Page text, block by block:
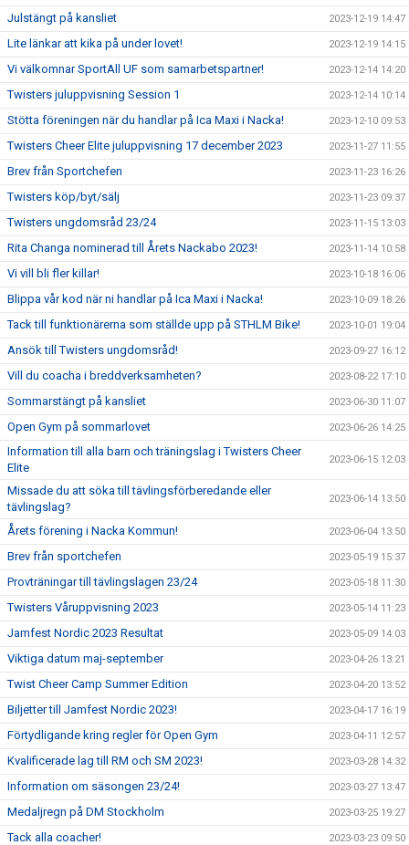
Julstängt på kansliet 2023-12-19 14:47
Lite länkar att kika på under lovet! 2023-12-19 14:15
Vi välkomnar SportAll UF som samarbetspartner! 2023-12-14 14:20
Twisters juluppvisning Session 1 2023-12-14 10:14
Stötta föreningen när du handlar på Ica Maxi i Nacka! 2023-12-10 09:53
Twisters Cheer Elite juluppvisning 17 december 2023 2023-11-27 11:55
Brev från Sportchefen 2023-11-23 16:26
Twisters köp/byt/sälj 2023-11-23 09:37
Twisters ungdomsråd 23/24 2023-11-15 13:03
Rita Changa nominerad till Årets Nackabo 2023! 2023-11-14 10:58
Vi vill bli fler killar! 2023-10-18 16:06
Blippa vår kod när ni handlar på Ica Maxi i Nacka! 2023-10-09 18:26
Tack till funktionärerna som ställde upp på STHLM Bike! 2023-10-01 19:04
Ansök till Twisters ungdomsråd! 2023-09-27 16:12
Vill du coacha i breddverksamheten? 2023-08-22 17:10
Sommarstängt på kansliet 2023-06-30 11:07
Open Gym på sommarlovet 2023-06-26 14:25
Information till alla barn och träningslag i Twisters Cheer
Elite
2023-06-15 12:03
Missade du att söka till tävlingsförberedande eller
tävlingslag?
2023-06-14 13:50
Årets förening i Nacka Kommun! 2023-06-04 13:50
Brev från sportchefen 2023-05-19 15:37
Provträningar till tävlingslagen 23/24 2023-05-18 11:30
Twisters Våruppvisning 2023 2023-05-14 11:23
Jamfest Nordic 2023 Resultat 2023-05-09 14:03
Viktiga datum maj-september 2023-04-26 13:21
Twist Cheer Camp Summer Edition 2023-04-20 13:52
Biljetter till Jamfest Nordic 2023! 2023-04-17 16:19
Förtydligande kring regler för Open Gym 2023-04-11 12:57
Kvalificerade lag till RM och SM 2023! 2023-03-28 14:32
Information om säsongen 23/24! 2023-03-27 13:47
Medaljregn på DM Stockholm 2023-03-25 19:27
Tack alla coacher! 2023-03-23 09:50